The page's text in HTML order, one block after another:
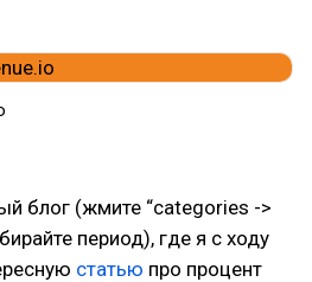
блог (жмите “categories ->
период), где я с ходу
статью про процент